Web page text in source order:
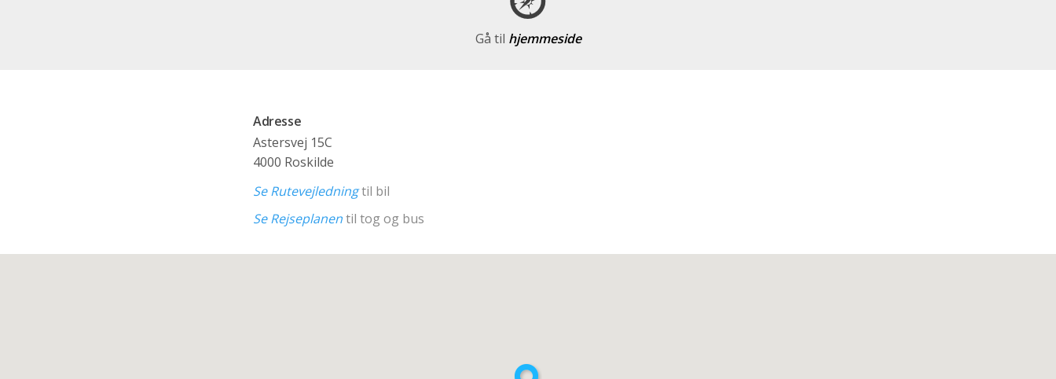
Gå til hjemmeside
Adresse
Astersvej 15C
4000 Roskilde
Se Rutevejledningtil bil
Se Rejseplanentil tog og bus